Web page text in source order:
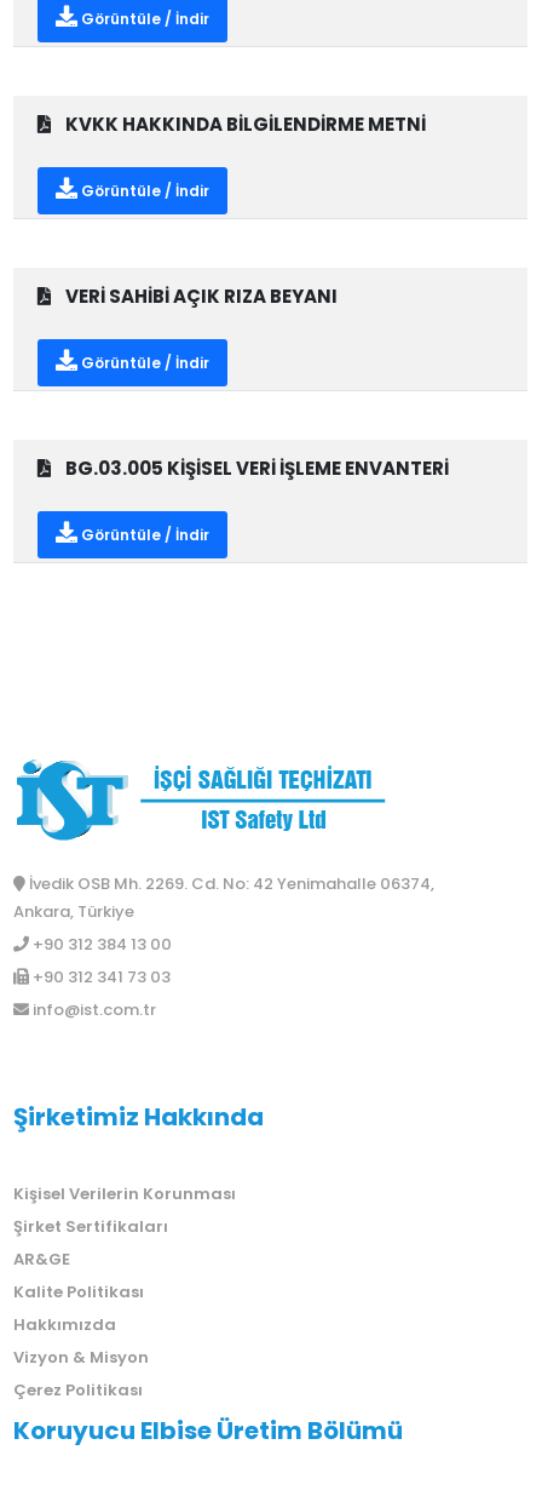
Görüntüle / İndir
KVKK HAKKINDA BİLGİLENDİRME METNİ
Görüntüle / İndir
VERİ SAHİBİ AÇIK RIZA BEYANI
Görüntüle / İndir
BG.03.005 KİŞİSEL VERİ İŞLEME ENVANTERİ
Görüntüle / İndir
İvedik OSB Mh. 2269. Cd. No: 42 Yenimahalle 06374,
Ankara, Türkiye
+90 312 384 13 00
+90 312 341 73 03
info@ist.com.tr
Şirketimiz Hakkında
Kişisel Verilerin Korunması
Şirket Sertifikaları
AR&GE
Kalite Politikası
Hakkımızda
Vizyon & Misyon
Çerez Politikası
Koruyucu Elbise Üretim Bölümü